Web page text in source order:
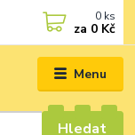
Menu
Hledat
0 ks
za 0 Kč